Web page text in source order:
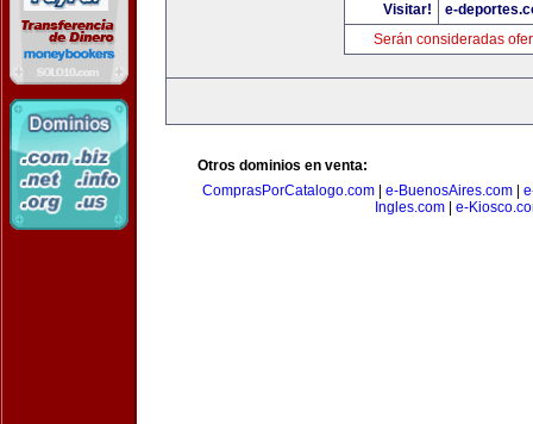
Visitar!
e-
Serán consideradas
Otros dominios en venta:
ComprasPorCatalogo.com| e-BuenosAires.com|
Ingles.com
e-